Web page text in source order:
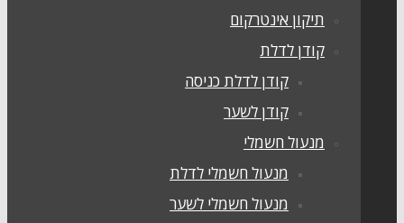
תיקון אינטרקום
קודן לדלת
קודן לדלת כניסה
קודן לשער
מנעול חשמלי
מנעול חשמלי לדלת
מנעול חשמלי לשער